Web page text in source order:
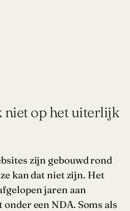
niet op het uiterlijk
zijn gebouwd rond
kan dat niet zijn. Het
jaren aan
een NDA. Soms als